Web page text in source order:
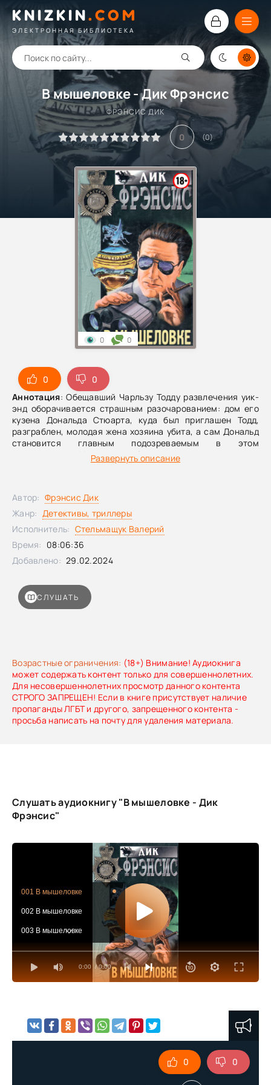
KNIZKIN. COM
ЭЛЕКТРОННАЯ БИБЛИОТЕКА
В мышеловке - Дик Фрэнсис
ФРЭНСИС ДИК
0 (0)
0
0
Аннотация: Обещавший Чарльзу Тодду развлечения уик-
энд оборачивается страшным разочарованием: дом его
кузена Дональда Стюарта, куда был приглашен Тодд,
разграблен, молодая жена хозяина убита, а сам Дональд
становится главным подозреваемым в этом
преступлении. Некоторые обстоятельства наталкивают
Чарльза на мысль, что ограбление связано с недавней
Мельбурнский Кубок, уверенный, что там, где собирается
вся Австралия, он обязательно найдет преступника.
информация: 1976 «В мышеловке» «Тропою риска», «В
рамке» In the Frame
Развернуть описание
Возрастные ограничения: (18+) Внимание! Аудиокнига
может содержать контент только для совершеннолетних.
Для несовершеннолетних просмотр данного контента
СТРОГО ЗАПРЕЩЕН! Если в книге присутствует наличие
пропаганды ЛГБТ и другого, запрещенного контента -
просьба написать на почту для удаления материала.
0 0
СЛУШАТЬ
Автор: Фрэнсис Дик
Жанр: Детективы, триллеры
Исполнитель: Стельмащук Валерий
Время: 08:06:36
Добавлено: 29.02.2024
Слушать аудиокнигу "В мышеловке - Дик
Фрэнсис"
0:00 / 0:00
001 В мышеловке
002 В мышеловке
003 В мышеловке
004 В мышеловке
005 В мышеловке
008 В мышеловке
0 0